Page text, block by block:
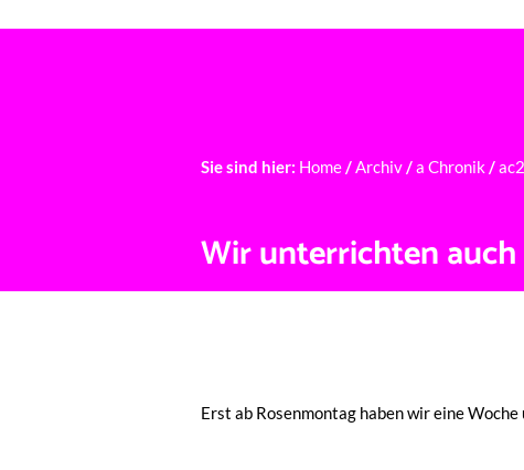
Wir unterrichten auch
Sie sind hier: Home/Archiv/a Chronik/
Erst ab Rosen­mon­tag haben wir eine